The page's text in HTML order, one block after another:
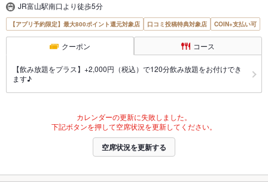
JR富山駅南口より徒歩5分
【アプリ予約限定】最大800ポイント還元対象店 口コミ投稿特典対象店 COIN+支払い可
クーポン コース
【飲み放題をプラス】+2,000円（税込）で120分飲み放題をお付けでき
ます♪
カレンダーの更新に失敗しました。
下記ボタンを押して空席状況を更新してください。
空席状況を更新する